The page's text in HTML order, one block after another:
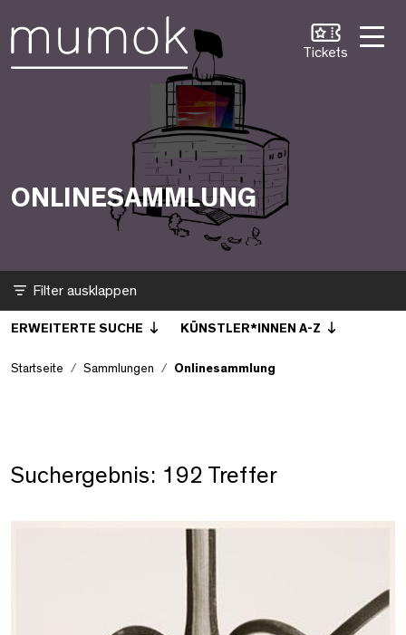
Tickets
Onlinesammlung
ONLINESAMMLUNG
Filter
ERWEITERTE SUCHE KÜNSTLER*INNEN A-Z
Startseite Sammlungen Onlinesammlung
Suchergebnis: 192 Treffer